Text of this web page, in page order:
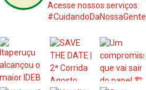
Acesse nossos serviços:
#CuidandoDaNossaGente